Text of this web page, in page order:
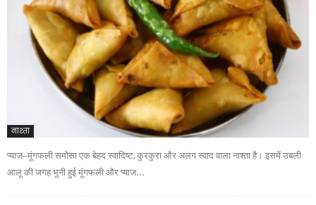
नाश्ता
प्याज–मूंगफली समोसा एक बेहद स्वादिष्ट, कुरकुरा और अलग स्वाद वाला नाश्ता है। इसमें उबली
आलू की जगह भुनी हुई मूंगफली और प्याज...